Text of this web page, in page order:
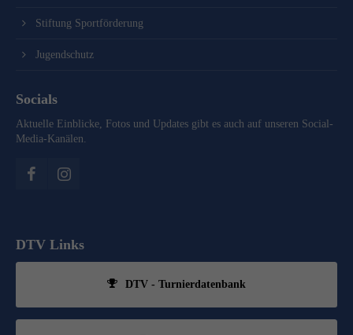
Stiftung Sportförderung
Jugendschutz
Socials
Aktuelle Einblicke, Fotos und Updates gibt es auch auf unseren Social-
Media-Kanälen.
DTV Links
DTV - Turnierdatenbank